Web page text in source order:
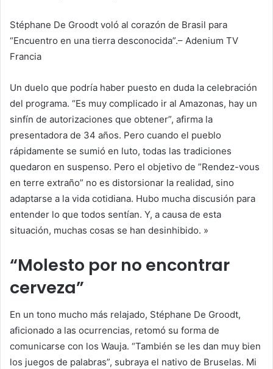
Stéphane De Groodt voló al corazón de Brasil para
“Encuentro en una tierra desconocida”.– Adenium TV
Francia
Un duelo que podría haber puesto en duda la celebración
del programa. “Es muy complicado ir al Amazonas, hay un
sinfín de autorizaciones que obtener”, afirma la
presentadora de 34 años. Pero cuando el pueblo
rápidamente se sumió en luto, todas las tradiciones
quedaron en suspenso. Pero el objetivo de ”Rendez-vous
en terre extraño” no es distorsionar la realidad, sino
adaptarse a la vida cotidiana. Hubo mucha discusión para
entender lo que todos sentían. Y, a causa de esta
situación, muchas cosas se han desinhibido. »
“Molesto por no encontrar
cerveza”
En un tono mucho más relajado, Stéphane De Groodt,
aficionado a las ocurrencias, retomó su forma de
comunicarse con los Wauja. “También se les dan muy bien
los juegos de palabras”, subraya el nativo de Bruselas. Mi